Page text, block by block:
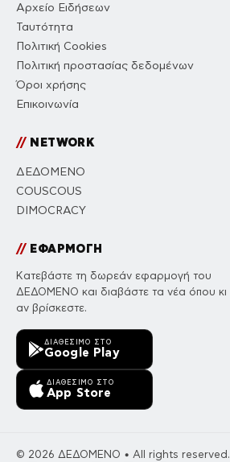
Αρχείο Ειδήσεων
Ταυτότητα
Πολιτική Cookies
Πολιτική προστασίας δεδομένων
Όροι χρήσης
Επικοινωνία
//NETWORK
ΔΕΔΟΜΕΝΟ
COUSCOUS
DIMOCRACY
//ΕΦΑΡΜΟΓΗ
Κατεβάστε τη δωρεάν εφαρμογή του
ΔΕΔΟΜΕΝΟ και διαβάστε τα νέα όπου κι
αν βρίσκεστε.
ΔΙΑΘΈΣΙΜΟ ΣΤΟ
Google Play
ΔΙΑΘΈΣΙΜΟ ΣΤΟ
App Store
© 2026 ΔΕΔΟΜΕΝΟ • All rights reserved.